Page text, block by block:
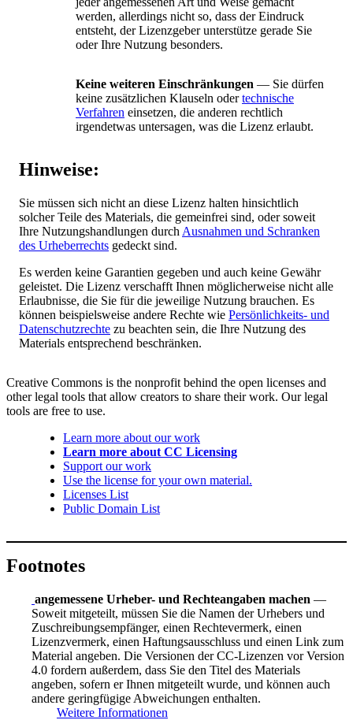
werden, allerdings nicht so, dass der Eindruck
entsteht, der Lizenzgeber unterstütze gerade Sie
oder Ihre Nutzung besonders.
Keine weiteren Einschränkungen — Sie dürfen
keine zusätzlichen Klauseln odertechnische
Verfahren einsetzen, die anderen rechtlich
irgendetwas untersagen, was die Lizenz erlaubt.
Hinweise:
Sie müssen sich nicht an diese Lizenz halten hinsichtlich
solcher Teile des Materials, die gemeinfrei sind, oder soweit
Ihre Nutzungshandlungen durch Ausnahmen und Schranken
des Urheberrechts gedeckt sind.
Es werden keine Garantien gegeben und auch keine Gewähr
geleistet. Die Lizenz verschafft Ihnen möglicherweise nicht alle
Erlaubnisse, die Sie für die jeweilige Nutzung brauchen. Es
können beispielsweise andere Rechte wie Persönlichkeits- und
Datenschutzrechte zu beachten sein, die Ihre Nutzung des
Materials entsprechend beschränken.
Creative Commons is the nonprofit behind the open licenses and
other legal tools that allow creators to share their work. Our legal
tools are free to use.
Learn more about our work
Learn more about CC Licensing
Support our work
Use the license for your own material.
Licenses List
Public Domain List
Footnotes
angemessene Urheber- und Rechteangaben machen —
Soweit mitgeteilt, müssen Sie die Namen der Urhebers und
Zuschreibungsempfänger, einen Rechtevermerk, einen
Lizenzvermerk, einen Haftungsausschluss und einen Link zum
Material angeben. Die Versionen der CC-Lizenzen vor Version
4.0 fordern außerdem, dass Sie den Titel des Materials
angeben, sofern er Ihnen mitgeteilt wurde, und können auch
andere geringfügige Abweichungen enthalten.
Weitere Informationen